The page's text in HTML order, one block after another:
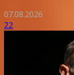
07.08.2026
22